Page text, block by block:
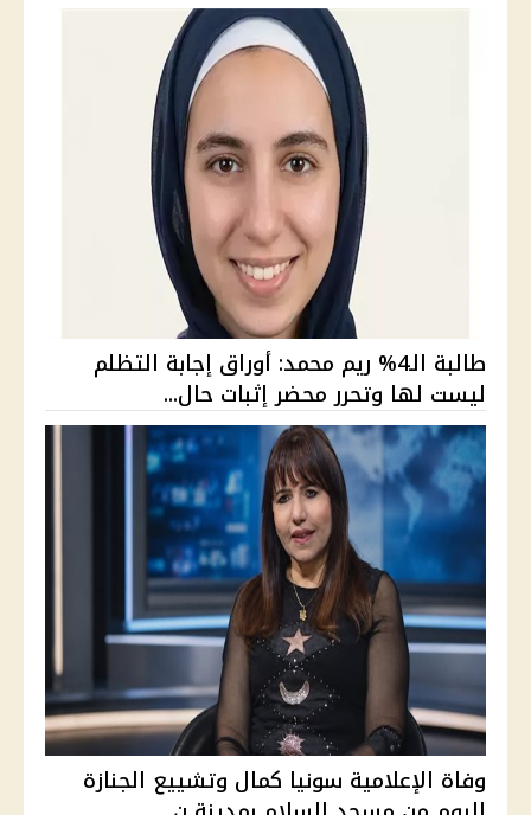
طالبة الـ4% ريم محمد: أوراق إجابة التظلم
ليست لها وتحرر محضر إثبات حال...
وفاة الإعلامية سونيا كمال وتشييع الجنازة